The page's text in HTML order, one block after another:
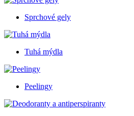
Sprchové gely
Tuhá mýdla
Peelingy